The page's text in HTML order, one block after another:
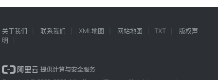
关于我们 联系我们 XML地图 网站地图 TXT
版权声
明